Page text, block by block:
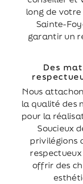
long de
Sainte-
garantir un
Des
Nous
la qualité des
pour la
Soucieux
privilégions
offrir des